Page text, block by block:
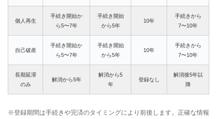
個人再生
手続き開始か
ら5〜7年
手続き開始
から5年
10年
手続きから
7〜10年
自己破産
手続き開始か
ら5〜7年
手続き開始
から5年
10年
手続きから
7〜10年
長期延滞
のみ
解消から5年
解消から5
年
登録なし
解消後5年以
降
※登録期間は手続きや完済のタイミングにより前後します。正確な情報